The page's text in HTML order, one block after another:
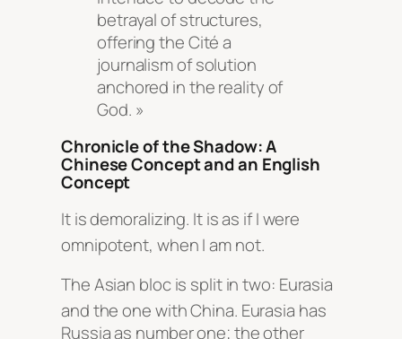
betrayal of structures,
offering the Cité a
journalism of solution
anchored in the reality of
God. »
Chronicle of the Shadow: A
Chinese Concept and an English
Concept
It is demoralizing. It is as if I were
omnipotent, when I am not.
The Asian bloc is split in two: Eurasia
and the one with China. Eurasia has
Russia as number one; the other